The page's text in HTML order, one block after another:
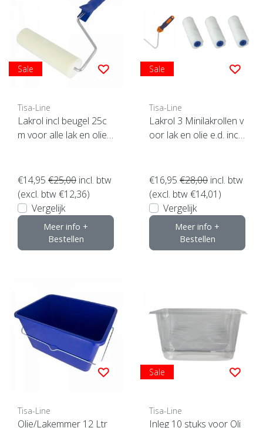
Sale
Tisa-Line
Lakrol incl beugel 25c
m voor alle lak en olie
€14,95 €25,00 incl. btw
(excl. btw €12,36)
Vergelijk
Meer info +
Bestellen
Sale
Tisa-Line
Lakrol 3 Minilakrollen v
oor lak en olie e.d. incl
€16,95 €28,00 incl. btw
(excl. btw €14,01)
Vergelijk
Meer info +
Bestellen
Tisa-Line
Olie/Lakemmer 12 Ltr
Sale
Tisa-Line
Inleg 10 stuks voor Oli